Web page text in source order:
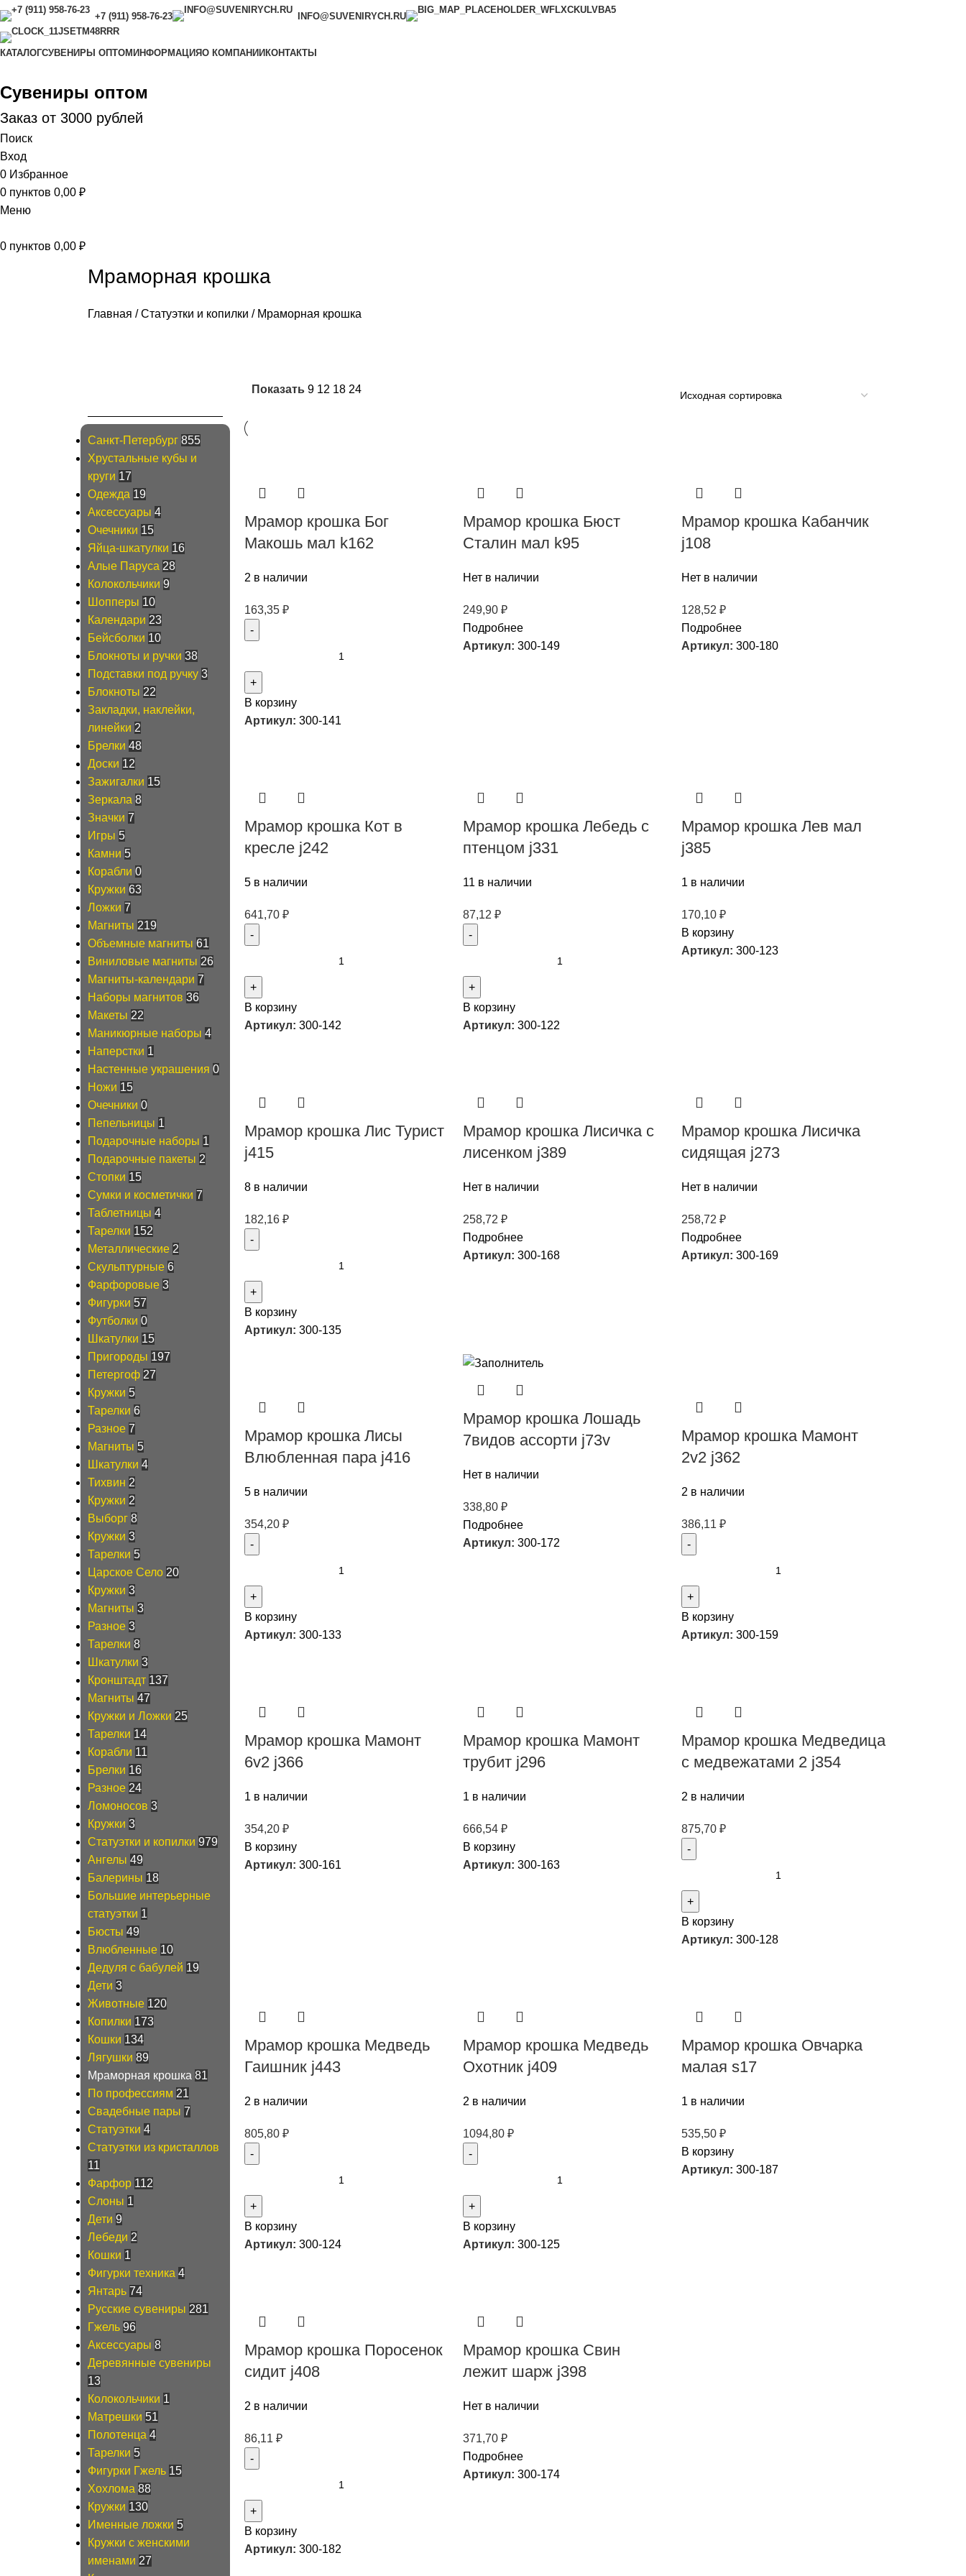
+7 (911) 958-76-23 INFO@SUVENIRYCH.RU
КАТАЛОГСУВЕНИРЫ ОПТОМ ИНФОРМАЦИЯО КОМПАНИИ КОНТАКТЫ
Сувениры оптом
Заказ от 3000 рублей
Поиск
Вход
0 Избранное
0 пунктов 0,00 ₽
Меню
0 пунктов 0,00 ₽
Мраморная крошка
Главная Статуэтки и копилки Мраморная крошка
Санкт-Петербург 855
Хрустальные кубы и
круги 17
Одежда 19
Аксессуары 4
Очечники 15
Яйца-шкатулки 16
Алые Паруса 28
Колокольчики 9
Шопперы 10
Календари 23
Бейсболки 10
Блокноты и ручки 38
Подставки под ручку 3
Блокноты 22
Закладки, наклейки,
линейки 2
Брелки 48
Доски 12
Зажигалки 15
Зеркала 8
Значки 7
Игры 5
Камни 5
Корабли 0
Кружки 63
Ложки 7
Магниты 219
Объемные магниты 61
Виниловые магниты 26
Магниты-календари 7
Наборы магнитов 36
Макеты 22
Маникюрные наборы 4
Наперстки 1
Настенные украшения 0
Ножи 15
Очечники 0
Пепельницы 1
Подарочные наборы 1
Подарочные пакеты 2
Стопки 15
Сумки и косметички 7
Таблетницы 4
Тарелки 152
Металлические 2
Скульптурные 6
Фарфоровые 3
Фигурки 57
Футболки 0
Шкатулки 15
Пригороды 197
Петергоф 27
Кружки 5
Тарелки 6
Разное 7
Магниты 5
Шкатулки 4
Тихвин 2
Кружки 2
Выборг 8
Кружки 3
Тарелки 5
Царское Село 20
Кружки 3
Магниты 3
Разное 3
Тарелки 8
Шкатулки 3
Кронштадт 137
Магниты 47
Кружки и Ложки 25
Тарелки 14
Корабли 11
Брелки 16
Разное 24
Ломоносов 3
Кружки 3
Статуэтки и копилки 979
Ангелы 49
Балерины 18
Большие интерьерные
статуэтки 1
Бюсты 49
Влюбленные 10
Дедуля с бабулей 19
Дети 3
Животные 120
Копилки 173
Кошки 134
Лягушки 89
Мраморная крошка 81
По профессиям 21
Свадебные пары 7
Статуэтки 4
Статуэтки из кристаллов
11
Фарфор 112
Слоны 1
Дети 9
Лебеди 2
Кошки 1
Фигурки техника 4
Янтарь 74
Русские сувениры 281
Гжель 96
Аксессуары 8
Деревянные сувениры
13
Колокольчики 1
Матрешки 51
Полотенца 4
Тарелки 5
Фигурки Гжель 15
Хохлома 88
Кружки 130
Именные ложки 5
Кружки с женскими
именами 27
Показать 9 12 18 24
Мрамор крошка Бог
Макошь мал k162
2 в наличии
163,35 ₽
В корзину
Артикул: 300-141
Мрамор крошка Бюст
Сталин мал k95
Нет в наличии
249,90 ₽
Подробнее
Артикул: 300-149
Мрамор крошка Кабанчик
j108
Нет в наличии
128,52 ₽
Подробнее
Артикул: 300-180
Мрамор крошка Кот в
кресле j242
5 в наличии
641,70 ₽
В корзину
Артикул: 300-142
Мрамор крошка Лебедь с
птенцом j331
11 в наличии
87,12 ₽
В корзину
Артикул: 300-122
Мрамор крошка Лев мал
j385
1 в наличии
170,10 ₽
В корзину
Артикул: 300-123
Мрамор крошка Лис Турист
j415
8 в наличии
182,16 ₽
В корзину
Артикул: 300-135
Мрамор крошка Лисичка с
лисенком j389
Нет в наличии
258,72 ₽
Подробнее
Артикул: 300-168
Мрамор крошка Лисичка
сидящая j273
Нет в наличии
258,72 ₽
Подробнее
Артикул: 300-169
Мрамор крошка Лисы
Влюбленная пара j416
5 в наличии
354,20 ₽
В корзину
Артикул: 300-133
Мрамор крошка Лошадь
7видов ассорти j73v
Нет в наличии
338,80 ₽
Подробнее
Артикул: 300-172
Мрамор крошка Мамонт
2v2 j362
2 в наличии
386,11 ₽
В корзину
Артикул: 300-159
Мрамор крошка Мамонт
6v2 j366
1 в наличии
354,20 ₽
В корзину
Артикул: 300-161
Мрамор крошка Мамонт
трубит j296
1 в наличии
666,54 ₽
В корзину
Артикул: 300-163
Мрамор крошка Медведица
с медвежатами 2 j354
2 в наличии
875,70 ₽
В корзину
Артикул: 300-128
Мрамор крошка Медведь
Гаишник j443
2 в наличии
805,80 ₽
В корзину
Артикул: 300-124
Мрамор крошка Медведь
Охотник j409
2 в наличии
1094,80 ₽
В корзину
Артикул: 300-125
Мрамор крошка Овчарка
малая s17
1 в наличии
535,50 ₽
В корзину
Артикул: 300-187
Мрамор крошка Поросенок
сидит j408
2 в наличии
86,11 ₽
В корзину
Артикул: 300-182
Мрамор крошка Свин
лежит шарж j398
Нет в наличии
371,70 ₽
Подробнее
Артикул: 300-174